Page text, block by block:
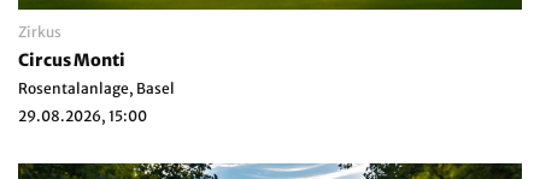
Zirkus
Circus Monti
Rosentalanlage, Basel
29.08.2026, 15:00